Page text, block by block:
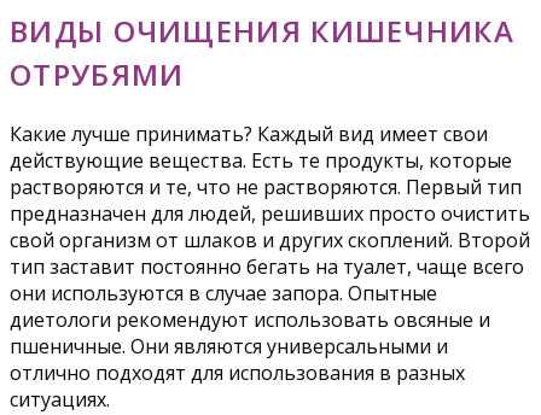
ВИДЫ ОЧИЩЕНИЯ КИШЕЧНИКА
ОТРУБЯМИ
Какие лучше принимать? Каждый вид имеет свои
действующие вещества. Есть те продукты, которые
растворяются и те, что не растворяются. Первый тип
предназначен для людей, решивших просто очистить
свой организм от шлаков и других скоплений. Второй
тип заставит постоянно бегать на туалет, чаще всего
они используются в случае запора. Опытные
диетологи рекомендуют использовать овсяные и
пшеничные. Они являются универсальными и
отлично подходят для использования в разных
ситуациях.